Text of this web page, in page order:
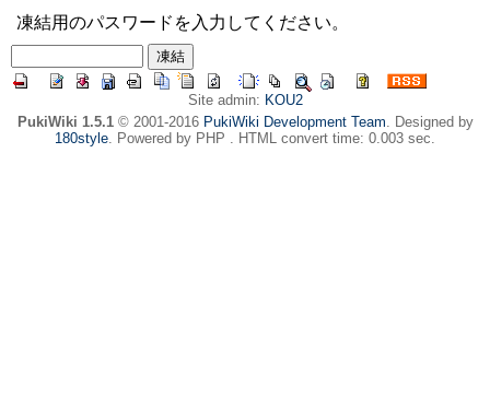
凍結用のパスワードを入力してください。
Site admin: KOU2
PukiWiki 1.5.1© 2001-2016 PukiWiki Development Team. Designed by
180style. Powered by PHP . HTML convert time: 0.003 sec.